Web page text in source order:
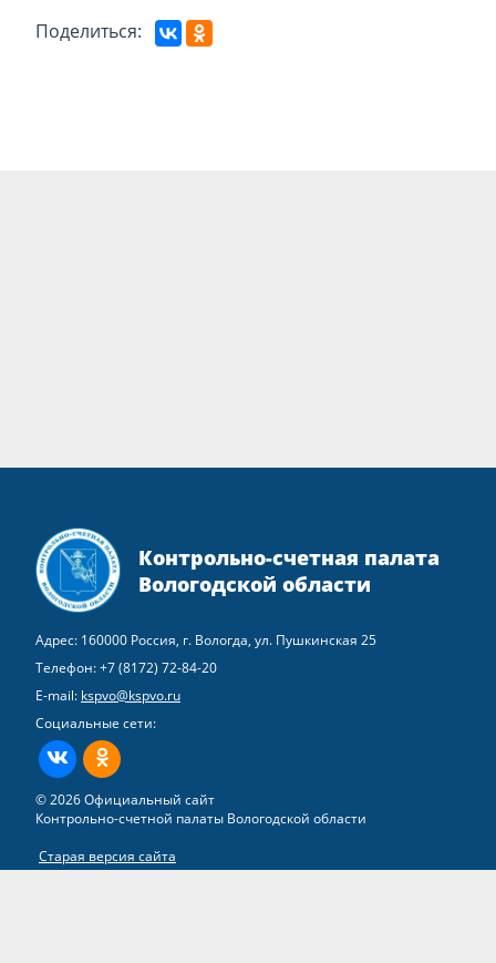
Поделиться:
Контрольно-счетная палата
Вологодской области
Адрес: 160000 Россия, г. Вологда, ул. Пушкинская 25
Телефон:+7 (8172) 72-84-20
E-mail: kspvo@kspvo.ru
Социальные сети:
ВКонтактеОдноклассники
© 2026 Официальный сайт
Контрольно-счетной палаты Вологодской области
Старая версия сайта